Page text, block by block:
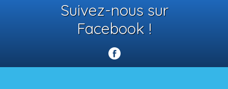
Suivez-nous sur
Facebook !